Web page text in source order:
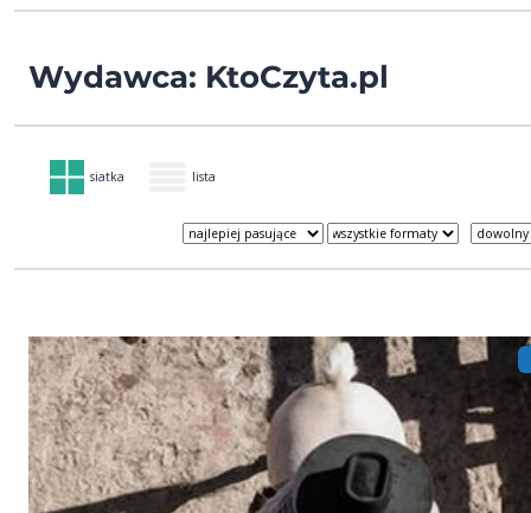
Wydawca: KtoCzyta.pl
siatka lista